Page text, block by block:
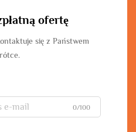
ofertę
się z Państwem
0/100